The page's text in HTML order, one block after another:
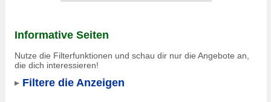
Informative Seiten
Nutze die Filterfunktionen und schau dir nur die Angebote an,
die dich interessieren!
Filtere die Anzeigen